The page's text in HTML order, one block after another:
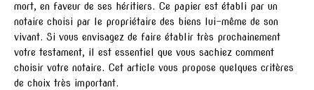
mort, en faveur de ses héritiers. Ce papier est établi par un
notaire choisi par le propriétaire des biens lui-même de son
vivant. Si vous envisagez de faire établir très prochainement
votre testament, il est essentiel que vous sachiez comment
choisir votre notaire. Cet article vous propose quelques critères
de choix très important.